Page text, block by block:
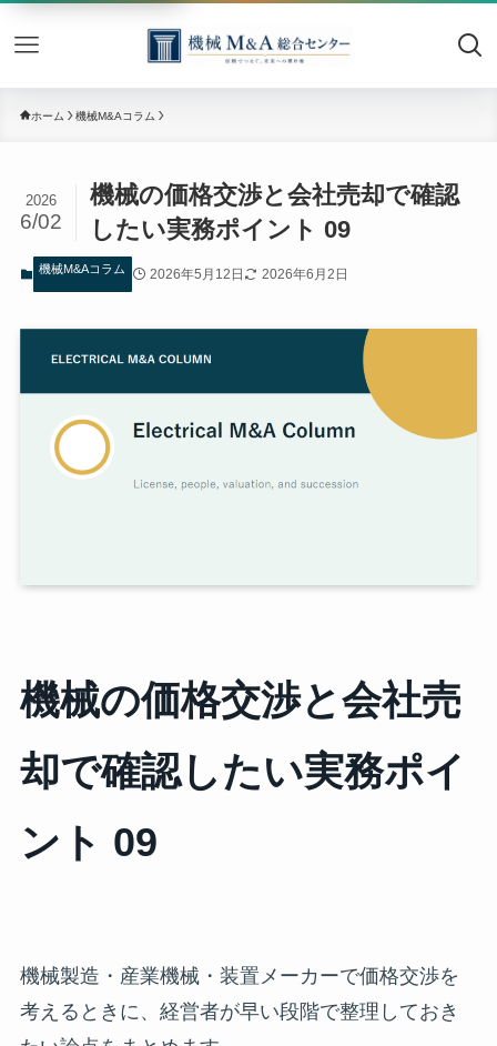
機械
ホーム 機械M&Aコラム
機械の価格交渉と会社売却で確認
したい実務ポイント 09
2026
6/02
機械M&Aコラム 2026年5月12日 2026年6月2日
機械の価格交渉と会社売
却で確認したい実務ポイ
ント 09
機械製造・産業機械・装置メーカーで価格交渉を
考えるときに、経営者が早い段階で整理しておき